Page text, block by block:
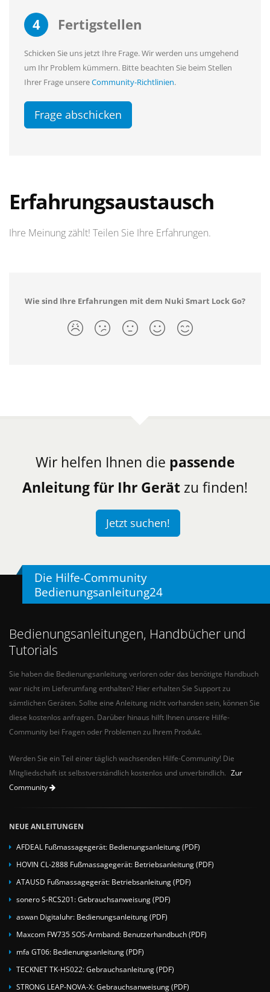
4 Fertigstellen
Schicken Sie uns jetzt Ihre Frage. Wir werden uns umgehend
um Ihr Problem kümmern. Bitte beachten Sie beim Stellen
Ihrer Frage unsereCommunity-Richtlinien.
Frage abschicken
Erfahrungsaustausch
Ihre Meinung zählt! Teilen Sie Ihre Erfahrungen.
Wie sind Ihre Erfahrungen mit dem Nuki Smart Lock Go?
Wir helfen Ihnen die passende
Anleitung für Ihr Gerät zu finden!
Jetzt suchen!
Die Hilfe-Community
Bedienungsanleitung24
Bedienungsanleitungen, Handbücher und
Tutorials
Sie haben die Bedienungsanleitung verloren oder das benötigte Handbuch
war nicht im Lieferumfang enthalten? Hier erhalten Sie Support zu
sämtlichen Geräten. Sollte eine Anleitung nicht vorhanden sein, können Sie
diese kostenlos anfragen. Darüber hinaus hilft Ihnen unsere Hilfe-
Community bei Fragen oder Problemen zu Ihrem Produkt.
Werden Sie ein Teil einer täglich wachsenden Hilfe-Community! Die
Mitgliedschaft ist selbstverständlich kostenlos und unverbindlich. Zur
Community
NEUE ANLEITUNGEN
AFDEAL Fußmassagegerät: Bedienungsanleitung (PDF)
HOVIN CL-2888 Fußmassagegerät: Betriebsanleitung (PDF)
ATAUSD Fußmassagegerät: Betriebsanleitung (PDF)
sonero S-RCS201: Gebrauchsanweisung (PDF)
aswan Digitaluhr: Bedienungsanleitung (PDF)
Maxcom FW735 SOS-Armband: Benutzerhandbuch (PDF)
mfa GT06: Bedienungsanleitung (PDF)
TECKNET TK-HS022: Gebrauchsanleitung (PDF)
STRONG LEAP-NOVA-X: Gebrauchsanweisung (PDF)